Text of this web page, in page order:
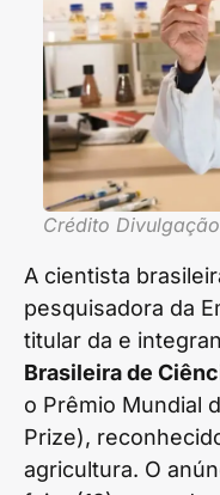
Crédito Divulgação
A cientista
pesquisadora da
titular da e
Brasileira de
o Prêmio Mundial
Prize),
agricultura. O